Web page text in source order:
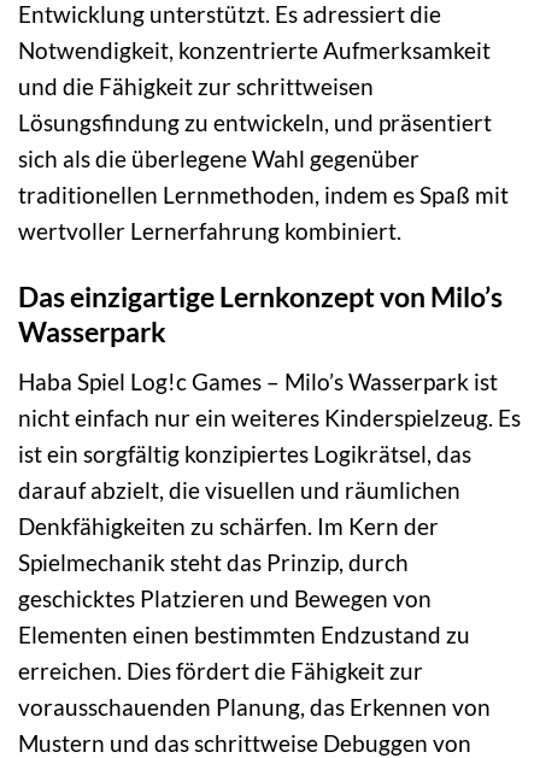
Entwicklung unterstützt. Es adressiert die
Notwendigkeit, konzentrierte Aufmerksamkeit
und die Fähigkeit zur schrittweisen
Lösungsfindung zu entwickeln, und präsentiert
sich als die überlegene Wahl gegenüber
traditionellen Lernmethoden, indem es Spaß mit
wertvoller Lernerfahrung kombiniert.
Das einzigartige Lernkonzept von Milo’s
Wasserpark
Haba Spiel Log!c Games – Milo’s Wasserpark ist
nicht einfach nur ein weiteres Kinderspielzeug. Es
ist ein sorgfältig konzipiertes Logikrätsel, das
darauf abzielt, die visuellen und räumlichen
Denkfähigkeiten zu schärfen. Im Kern der
Spielmechanik steht das Prinzip, durch
geschicktes Platzieren und Bewegen von
Elementen einen bestimmten Endzustand zu
erreichen. Dies fördert die Fähigkeit zur
vorausschauenden Planung, das Erkennen von
Mustern und das schrittweise Debuggen von